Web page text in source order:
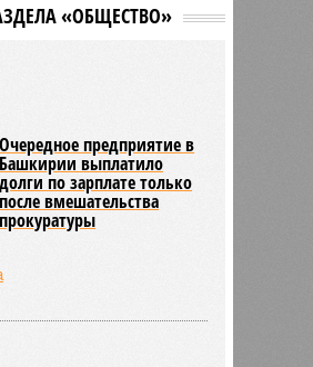
«ОБЩЕСТВО»
Очередное предприятие в
Башкирии выплатило
долги по зарплате только
после вмешательства
прокуратуры